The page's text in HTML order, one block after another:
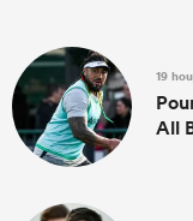
19
All